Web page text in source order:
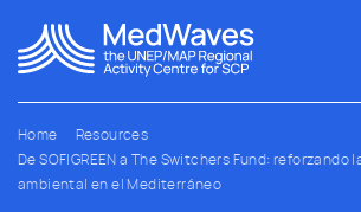
Home
Resources
De SOFIGREEN a The Switchers Fund:
ambiental en el Mediterráneo